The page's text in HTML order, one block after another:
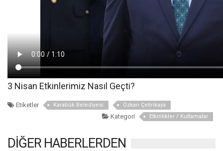
3 Nisan Etkinlerimiz Nasıl Geçti?
Etiketler Karabük Belediyesi Özkan Çetinkaya
Kategori Etkinlikler / Kutlamalar
DİĞER HABERLERDEN